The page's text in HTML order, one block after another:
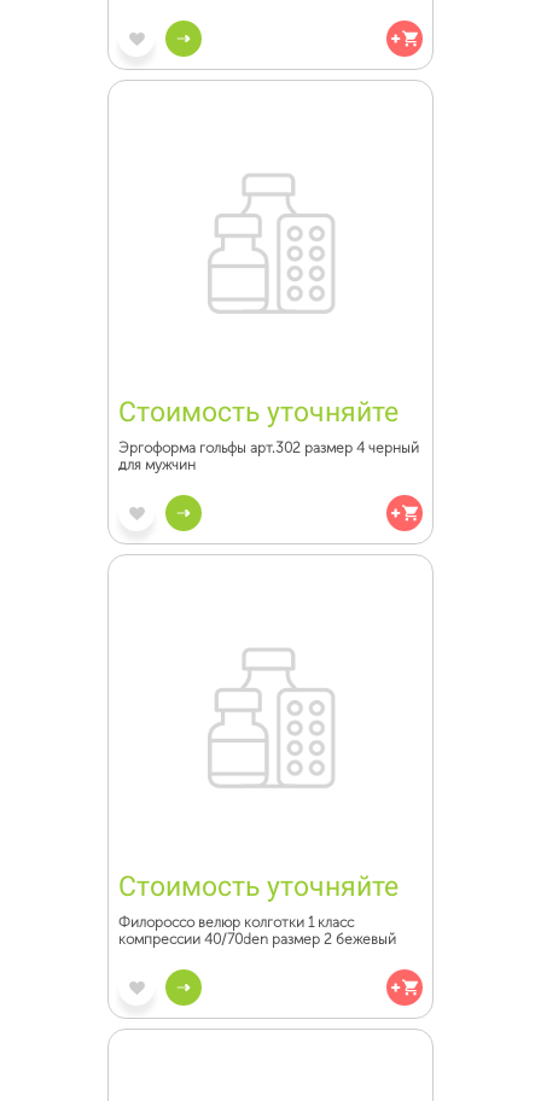
Стоимость уточняйте
Эргоформа гольфы арт.302 размер 4 черный
для мужчин
Стоимость уточняйте
Филороссо велюр колготки 1 класс
компрессии 40/70den размер 2 бежевый